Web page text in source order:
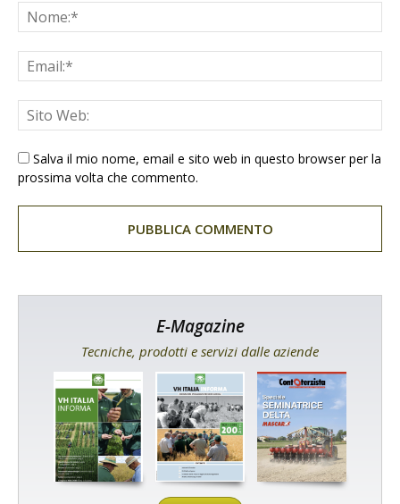
Salva il mio nome, email e sito web in questo browser per la
prossima volta che commento.
E-Magazine
Tecniche, prodotti e servizi dalle aziende